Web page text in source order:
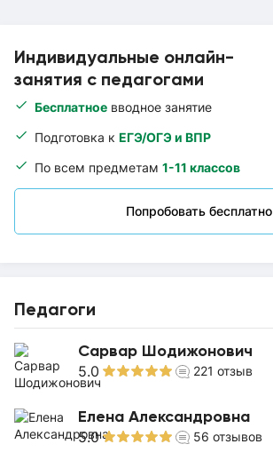
Индивидуальные онлайн-
занятия с педагогами
Бесплатное вводное занятие
Подготовка к ЕГЭ/ОГЭ и ВПР
По всем предметам 1-11 классов
Попробовать бесплатно
Педагоги
Сарвар Шодижонович
5.0 221 отзыв
Елена Александровна
5.0 56 отзывов